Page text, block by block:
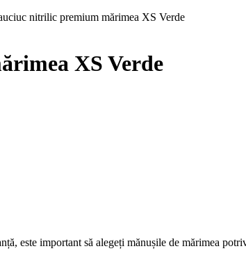
nitrilic premium mărimea XS Verde
XS Verde
este important să alegeți mănușile de mărimea